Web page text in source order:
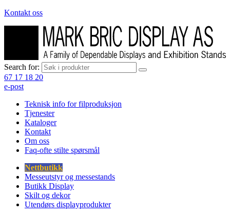
Kontakt oss
Search for:
67 17 18 20
e-post
Teknisk info for filproduksjon
Tjenester
Kataloger
Kontakt
Om oss
Faq-ofte stilte spørsmål
Nettbutikk
Messeutstyr og messestands
Butikk Display
Skilt og dekor
Utendørs displayprodukter